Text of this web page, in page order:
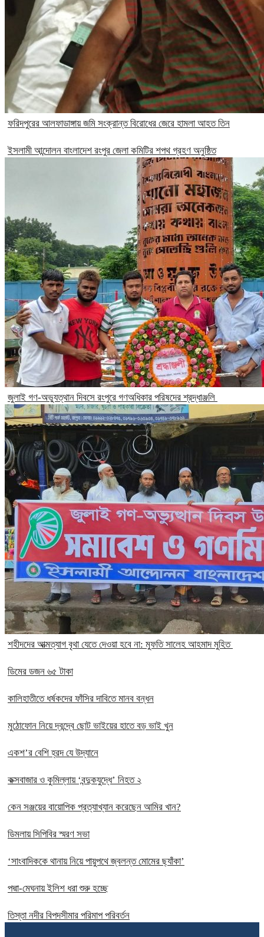
ফরিদপুরের আলফাডাঙ্গায় জমি সংক্রান্ত বিরোধের জেরে হামলা আহত তিন
ইসলামী আন্দোলন বাংলাদেশ রংপুর জেলা কমিটির শপথ গ্রহণ অনুষ্ঠিত
‎জুলাই গণ-অভ্যুত্থান দিবসে রংপুরে গণঅধিকার পরিষদের শ্রদ্ধাঞ্জলি ‎
‎শহীদদের আত্মত্যাগ বৃথা যেতে দেওয়া হবে না: মুফতি সালেহ আহমাদ মুহিত ‎
ডিমের ডজন ৬৫ টাকা
কালিহাতীতে ধর্ষকদের ফাঁসির দাবিতে মানব বন্ধন
মুঠোফোন নিয়ে দ্বন্দ্বে ছোট ভাইয়ের হাতে বড় ভাই খুন
একশ’র বেশি হ্রদ যে উদ্যানে
কক্সবাজার ও কুমিল্লায় ‘বন্দুকযুদ্ধে’ নিহত ২
কেন সঞ্জয়ের বায়োপিক প্রত্যাখ্যান করেছেন আমির খান?
ডিমলায় সিপিবির স্মরণ সভা
‘সাংবাদিককে থানায় নিয়ে পায়ুপথে জ্বলন্ত মোমের ছ্যাঁকা’
পদ্মা-মেঘনায় ইলিশ ধরা শুরু হচ্ছে
তিস্তা নদীর বিপদসীমার পরিমাপ পরিবর্তন